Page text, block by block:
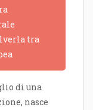
tra
di una
nasce